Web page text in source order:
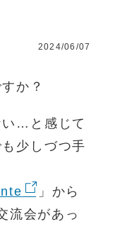
2024/06/07
か？
い…と感じて
少しづつ手
」から
流会があっ